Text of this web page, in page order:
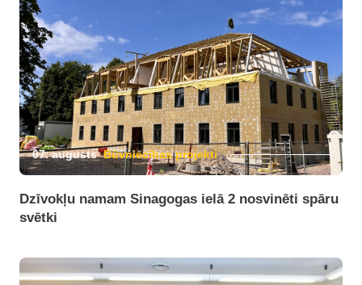
07. augusts Būvniecības projekti
Dzīvokļu namam Sinagogas ielā 2 nosvinēti spāru
svētki